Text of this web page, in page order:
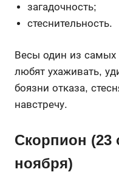
загадочность;
стеснительность.
Весы один из
любят ухаживать,
боязни отказа,
навстречу.
Скорпион (23
ноября)